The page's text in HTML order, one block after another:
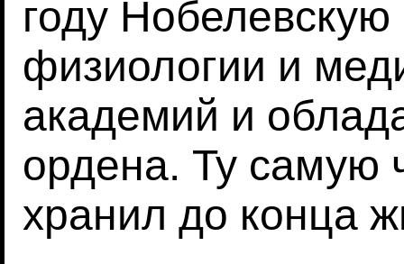
году
физиологии и
академий и
ордена. Ту самую
хранил до конца